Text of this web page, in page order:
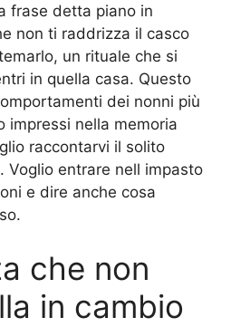
frase detta piano in
non ti raddrizza il casco
un rituale che si
in quella casa. Questo
dei nonni più
impressi nella memoria
raccontarvi il solito
Voglio entrare nell impasto
e dire anche cosa
che non
in cambio